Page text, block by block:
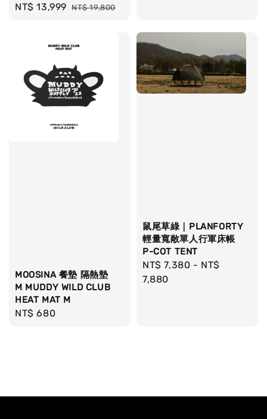
Sale
NT$ 13,999 Regular
NT$ 19,800
MOOSINA 餐墊 隔熱墊
M MUDDY WILD CLUB
HEAT MAT M
Regular
NT$ 680
鼠尾草綠｜PLANFORTY
輕量寬敞單人行軍床帳
P-COT TENT
Regular
price
NT$ 7,380 - NT$
7,880